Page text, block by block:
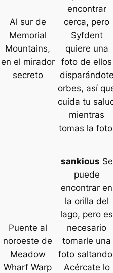
Al sur de
Memorial
Mountains,
en el mirador
secreto
encontrar
cerca, pero
Syfdent
quiere una
foto de ellos
orbes, así
cuida tu
mientras
tomas la
Puente al
noroeste de
Meadow
Wharf Warp
sankious Se
puede
encontrar en
la orilla del
lago, pero es
necesario
tomarle una
foto
Acércate lo